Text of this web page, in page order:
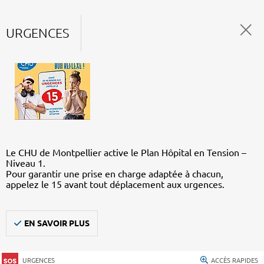
URGENCES
Le CHU de Montpellier active le Plan Hôpital en Tension –
Niveau 1.
Pour garantir une prise en charge adaptée à chacun,
appelez le 15 avant tout déplacement aux urgences.
EN SAVOIR PLUS
URGENCES ACCÈS RAPIDES